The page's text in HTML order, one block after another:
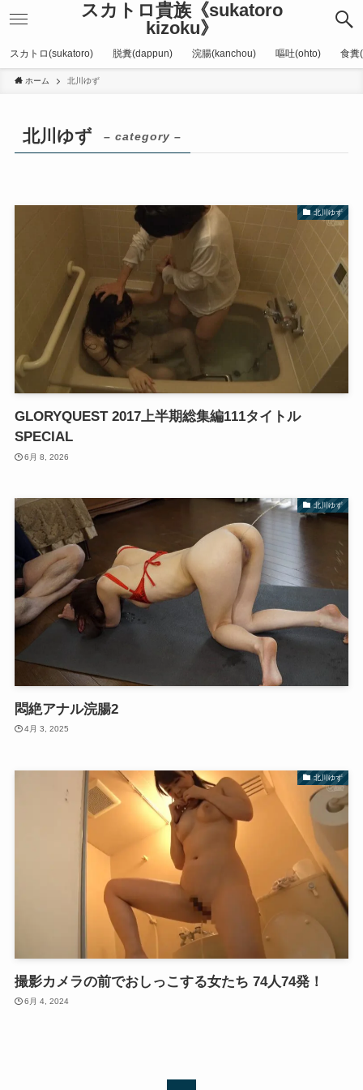
スカトロ貴族《sukatoro
kizoku》
スカトロ(sukatoro) 脱糞(dappun) 浣腸(kanchou) 嘔吐(ohto) 食糞
ホーム 北川ゆず
北川ゆず – category –
北川ゆず
GLORYQUEST 2017上半期総集編111タイトル
SPECIAL
6月 8, 2026
北川ゆず
悶絶アナル浣腸2
4月 3, 2025
北川ゆず
撮影カメラの前でおしっこする女たち 74人74発！
6月 4, 2024